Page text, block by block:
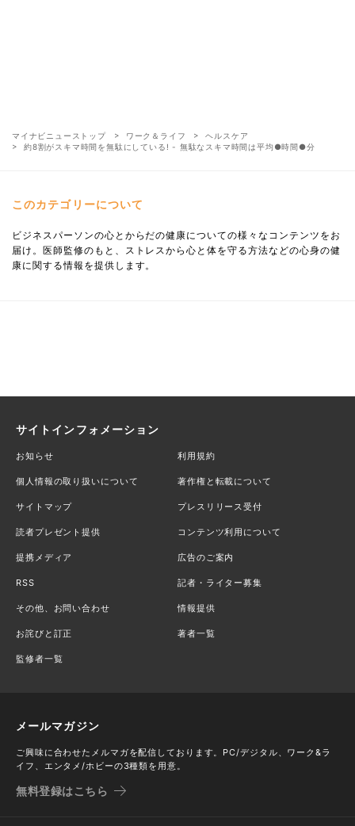
マイナビニューストップ ワーク＆ライフ
ヘルスケア
約8割がスキマ時間を無駄にしている! - 無駄なスキマ時間は平均●時間●分
このカテゴリーについて
ビジネスパーソンの心とからだの健康についての様々なコンテンツをお
届け。医師監修のもと、ストレスから心と体を守る方法などの心身の健
康に関する情報を提供します。
サイトインフォメーション
お知らせ 利用規約
個人情報の取り扱いについて 著作権と転載について
サイトマップ プレスリリース受付
読者プレゼント提供 コンテンツ利用について
提携メディア 広告のご案内
RSS 記者・ライター募集
その他、お問い合わせ 情報提供
お詫びと訂正 著者一覧
監修者一覧
メールマガジン
ご興味に合わせたメルマガを配信しております。PC/デジタル、ワーク&ラ
イフ、エンタメ/ホビーの3種類を用意。
無料登録はこちら